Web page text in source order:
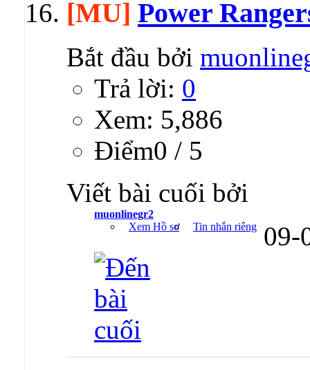
[MU] Power
Bắt đầu bởi
Trả lời: 0
Xem: 5,886
Ðiểm0 / 5
Viết bài cuối bởi
muonlinegr2
Xem Hồ sơ
Tin nhắn riêng 09-